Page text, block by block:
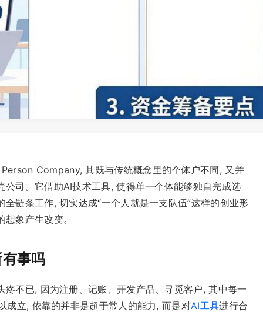
Company, 其既与传统概念里的个体户不同, 又并
公司。它借助AI技术工具, 使得单一个体能够独自完成选
链条工作, 切实达成“一个人就是一支队伍”这样的创业形
象产生改变。
事吗
疼不已, 因为注册、记账、开发产品、寻觅客户, 其中每一
成立, 依靠的并非是超于常人的能力, 而是对AI工具进行合